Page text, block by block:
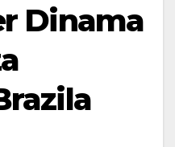
Dinama